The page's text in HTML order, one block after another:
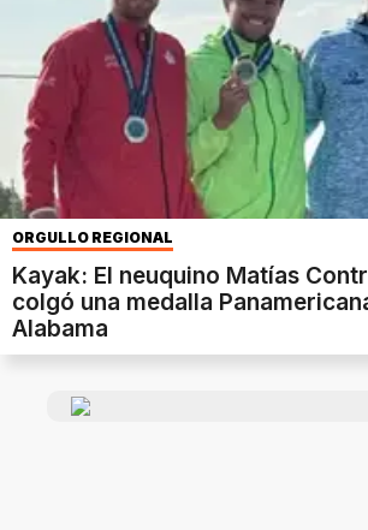
ORGULLO REGIONAL
Kayak: El neuquino Matías
colgó una medalla
Alabama